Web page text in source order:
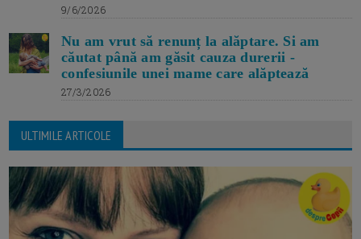
9/6/2026
Nu am vrut să renunț la alăptare. Si am
căutat până am găsit cauza durerii -
confesiunile unei mame care alăptează
27/3/2026
ULTIMILE ARTICOLE